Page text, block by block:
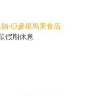
-亞參星馬美食店
假期休息